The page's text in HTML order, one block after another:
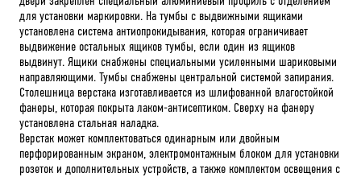
для установки маркировки. На тумбы с выдвижными ящиками
установлена система антиопрокидывания, которая ограничивает
выдвижение остальных ящиков тумбы, если один из ящиков
выдвинут. Ящики снабжены специальными усиленными шариковыми
направляющими. Тумбы снабжены центральной системой запирания.
Столешница верстака изготавливается из шлифованной влагостойкой
фанеры, которая покрыта лаком-антисептиком. Сверху на фанеру
установлена стальная наладка.
Верстак может комплектоваться одинарным или двойным
перфорированным экраном, электромонтажным блоком для установки
розеток и дополнительных устройств, а также комплектом освещения с